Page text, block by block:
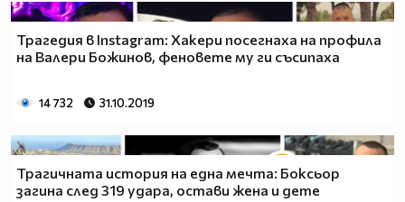
Трагедия в Instagram: Хакери посегнаха на профила
на Валери Божинов, феновете му ги съсипаха
14 732 31.10.2019
Трагичната история на една мечта: Боксьор
загина след 319 удара, остави жена и дете